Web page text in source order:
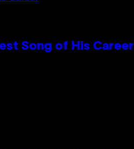
Song of His Career